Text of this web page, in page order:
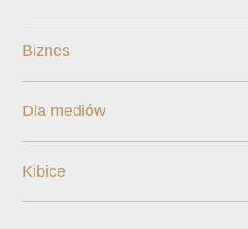
Biznes
Dla mediów
Kibice